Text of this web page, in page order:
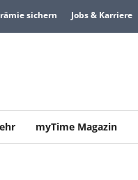
sichern Jobs & Karriere
myTime Magazin